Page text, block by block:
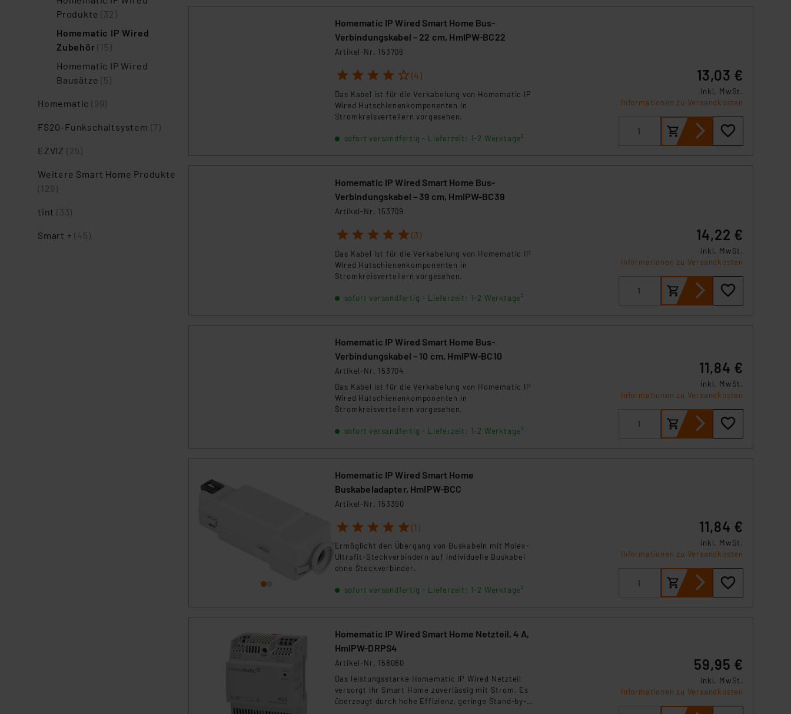
Produkte(32)
Homematic IP Wired
Zubehör(15)
Homematic IP Wired
Bausätze(5)
Homematic(99)
FS20-Funkschaltsystem (7)
EZVIZ (25)
Weitere Smart Home Produkte
(129)
tint (33)
Smart +(45)
Homematic IP Wired Smart Home Bus-
Verbindungskabel – 22 cm, HmIPW-BC22
Artikel-Nr. 153706
1 2 3 4 5 (4)
Das Kabel ist für die Verkabelung von Homematic IP
Wired Hutschienenkomponenten in
Stromkreisverteilern vorgesehen.
sofort versandfertig - Lieferzeit: 1-2 Werktage²
13,03 €
inkl. MwSt.
Informationen zu Versandkosten
Homematic IP Wired Smart Home Bus-
Verbindungskabel – 39 cm, HmIPW-BC39
Artikel-Nr. 153709
1 2 3 4 5 (3)
Das Kabel ist für die Verkabelung von Homematic IP
Wired Hutschienenkomponenten in
Stromkreisverteilern vorgesehen.
sofort versandfertig - Lieferzeit: 1-2 Werktage²
14,22 €
inkl. MwSt.
Informationen zu Versandkosten
Homematic IP Wired Smart Home Bus-
Verbindungskabel – 10 cm, HmIPW-BC10
Artikel-Nr. 153704
Das Kabel ist für die Verkabelung von Homematic IP
Wired Hutschienenkomponenten in
Stromkreisverteilern vorgesehen.
sofort versandfertig - Lieferzeit: 1-2 Werktage²
11,84 €
inkl. MwSt.
Informationen zu Versandkosten
Homematic IP Wired Smart Home
Buskabeladapter, HmIPW-BCC
Artikel-Nr. 153390
1 2 3 4 5 (1)
Ermöglicht den Übergang von Buskabeln mit Molex-
Ultrafit-Steckverbindern auf individuelle Buskabel
ohne Steckverbinder.
sofort versandfertig - Lieferzeit: 1-2 Werktage²
11,84 €
inkl. MwSt.
Informationen zu Versandkosten
Homematic IP Wired Smart Home Netzteil, 4 A,
HmIPW-DRPS4
Artikel-Nr. 158080
Das leistungsstarke Homematic IP Wired Netzteil
versorgt Ihr Smart Home zuverlässig mit Strom. Es
überzeugt durch hohe Effizienz, geringe Stand-by-
59,95 €
inkl. MwSt.
Informationen zu Versandkosten